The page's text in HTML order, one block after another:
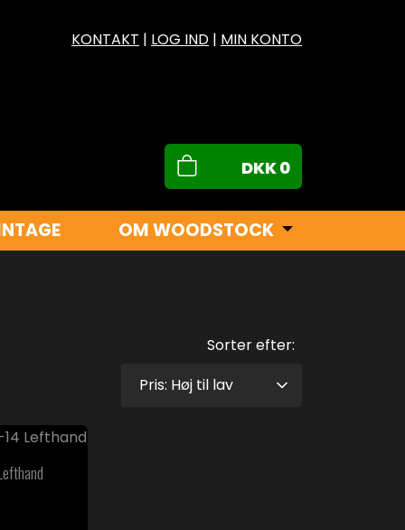
KONTAKT | LOG IND | MIN KONTO
DKK0
OM WOODSTOCK
Sorter efter: